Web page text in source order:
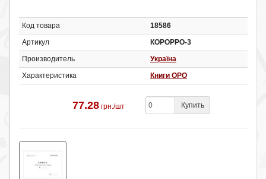
Код товара
18586
Артикул
КОРОРРО-3
Производитель
Україна
Характеристика
Книги ОРО
77.28 грн./шт Купить